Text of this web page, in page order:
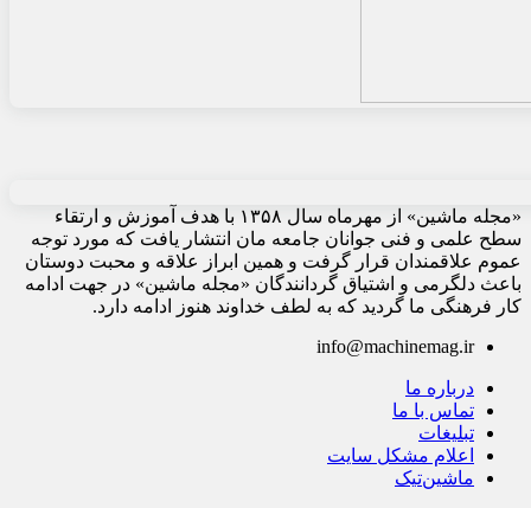
«مجله ماشین» از مهرماه سال ۱۳۵۸ با هدف آموزش و ارتقاء
سطح علمی و فنی جوانان جامعه مان انتشار یافت که مورد توجه
عموم علاقمندان قرار گرفت و همین ابراز علاقه و محبت دوستان
باعث دلگرمی و اشتیاق گردانندگان «مجله ماشین» در جهت ادامه
کار فرهنگی ما گردید که به لطف خداوند هنوز ادامه دارد.
info@machinemag.ir
درباره ما
تماس با ما
تبلیغات
اعلام مشکل سایت
ماشین‌تیک